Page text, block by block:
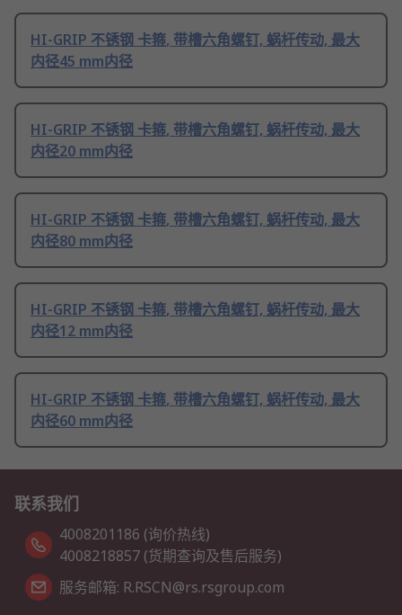
HI-GRIP 不锈钢 卡箍, 带槽六角螺钉, 蜗杆传动, 最大
内径45 mm内径
HI-GRIP 不锈钢 卡箍, 带槽六角螺钉, 蜗杆传动, 最大
内径20 mm内径
HI-GRIP 不锈钢 卡箍, 带槽六角螺钉, 蜗杆传动, 最大
内径80 mm内径
HI-GRIP 不锈钢 卡箍, 带槽六角螺钉, 蜗杆传动, 最大
内径12 mm内径
HI-GRIP 不锈钢 卡箍, 带槽六角螺钉, 蜗杆传动, 最大
内径60 mm内径
联系我们
4008201186 (询价热线)
4008218857 (货期查询及售后服务)
服务邮箱: R.RSCN@rs.rsgroup.com